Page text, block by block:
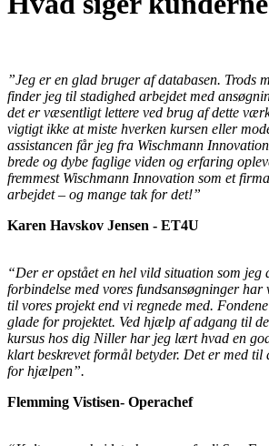
”Jeg er en glad bruger af databasen. Trods
finder jeg til stadighed arbejdet med
det er væsentligt lettere ved brug af dette
vigtigt ikke at miste hverken kursen eller
assistancen får jeg fra Wischmann
brede og dybe faglige viden og erfaring
fremmest Wischmann Innovation som et
arbejdet – og mange tak for det!”
Karen Havskov Jensen - ET4U
“Der er opstået en hel vild situation som
forbindelse med vores fundsansøgninger har
til vores projekt end vi regnede med.
glade for projektet. Ved hjælp af adgang til
kursus hos dig Niller har jeg lært hvad en
klart beskrevet formål betyder. Det er med til
for hjælpen”.
Flemming Vistisen- Operachef